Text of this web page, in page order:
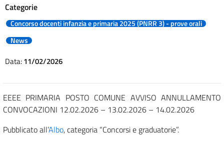
Categorie
Concorso docenti infanzia e primaria 2025 (PNRR 3) - prove orali
News
Data:11/02/2026
EEEE PRIMARIA POSTO COMUNE AVVISO ANNULLAMENTO
CONVOCAZIONI 12.02.2026 – 13.02.2026 – 14.02.2026
Pubblicato all’Albo, categoria “Concorsi e graduatorie”.